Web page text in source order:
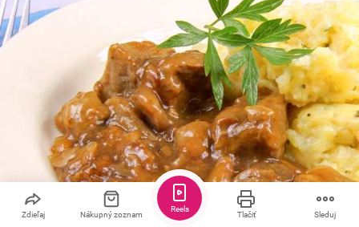
Zdieľaj Nákupný zoznam Tlačiť Sleduj
Reels